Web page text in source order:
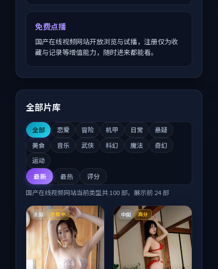
免费点播
国产在线视频网站开放浏览与试播，注册仅为收
藏与记录等增值能力，随时进来都能看。
全部片库
全部 恋爱 冒险 机甲 日常
悬疑
美食
音乐 武侠 科幻 魔法
奇幻
运动
最新
最热
评分
国产在线视频网站当前类型共 100 部，展示前 24部
法国 连载中 中国 高分